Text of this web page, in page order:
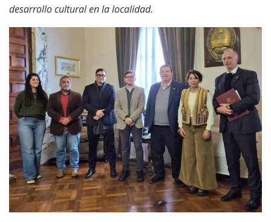
desarrollo cultural en la localidad.